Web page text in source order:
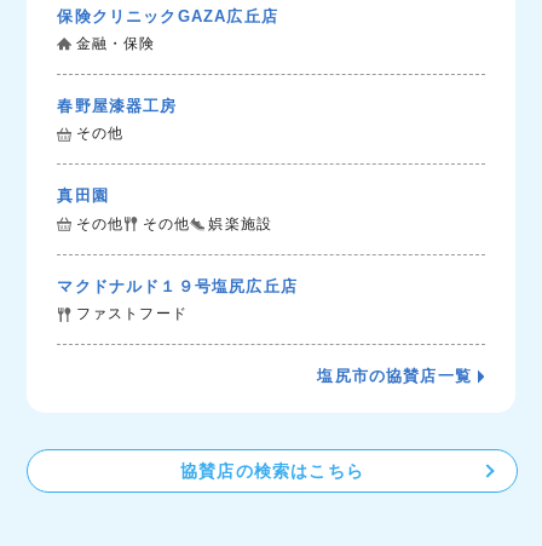
保険クリニックGAZA広丘店
金融・保険
春野屋漆器工房
その他
真田園
その他 その他 娯楽施設
マクドナルド１９号塩尻広丘店
ファストフード
塩尻市の協賛店一覧
協賛店の検索はこちら